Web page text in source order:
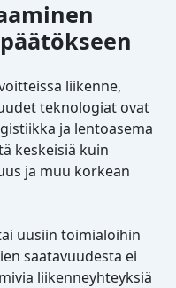
liikenne,
teknologiat ovat
ja lentoasema
keskeisiä kuin
ja muu korkean
uusiin toimialoihin
saatavuudesta ei
liikenneyhteyksiä